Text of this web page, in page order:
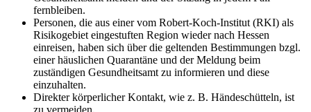
fernbleiben.
Personen, die aus einer vom Robert-Koch-Institut (RKI) als
Risikogebiet eingestuften Region wieder nach Hessen
einreisen, haben sich über die geltenden Bestimmungen bzgl.
einer häuslichen Quarantäne und der Meldung beim
zuständigen Gesundheitsamt zu informieren und diese
einzuhalten.
Direkter körperlicher Kontakt, wie z. B. Händeschütteln, ist